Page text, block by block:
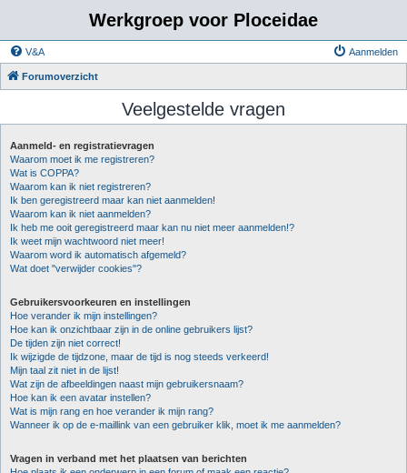
Werkgroep voor Ploceidae
V&A Aanmelden
Forumoverzicht
Veelgestelde vragen
Aanmeld- en registratievragen
Waarom moet ik me registreren?
Wat is COPPA?
Waarom kan ik niet registreren?
Ik ben geregistreerd maar kan niet aanmelden!
Waarom kan ik niet aanmelden?
Ik heb me ooit geregistreerd maar kan nu niet meer aanmelden!?
Ik weet mijn wachtwoord niet meer!
Waarom word ik automatisch afgemeld?
Wat doet "verwijder cookies"?
Gebruikersvoorkeuren en instellingen
Hoe verander ik mijn instellingen?
Hoe kan ik onzichtbaar zijn in de online gebruikers lijst?
De tijden zijn niet correct!
Ik wijzigde de tijdzone, maar de tijd is nog steeds verkeerd!
Mijn taal zit niet in de lijst!
Wat zijn de afbeeldingen naast mijn gebruikersnaam?
Hoe kan ik een avatar instellen?
Wat is mijn rang en hoe verander ik mijn rang?
Wanneer ik op de e-maillink van een gebruiker klik, moet ik me aanmelden?
Vragen in verband met het plaatsen van berichten